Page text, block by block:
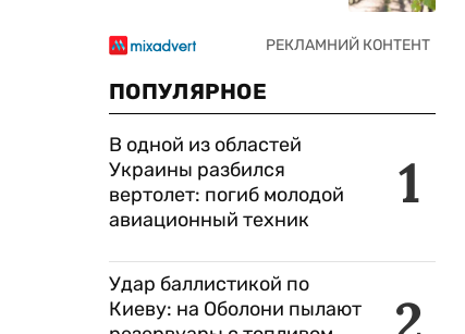
ПОПУЛЯРНОЕ
1
В одной из областей
Украины разбился
вертолет: погиб молодой
авиационный техник
Удар баллистикой по
Киеву: на Оболони пылают